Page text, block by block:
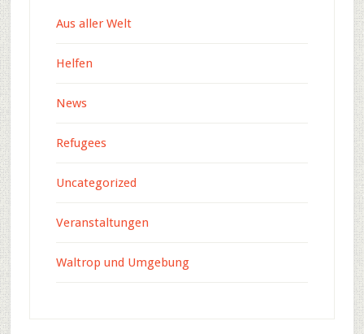
Aus aller Welt
Helfen
News
Refugees
Uncategorized
Veranstaltungen
Waltrop und Umgebung